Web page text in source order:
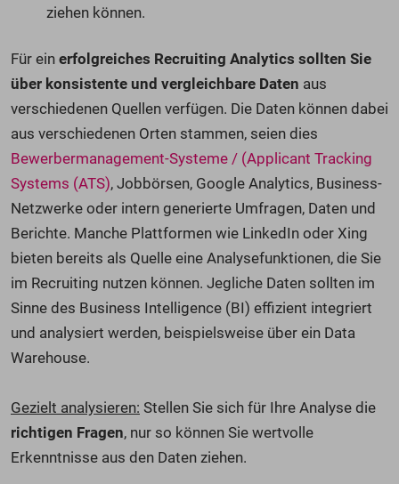
ziehen können.
Für ein erfolgreiches Recruiting Analytics sollten Sie
über konsistente und vergleichbare Daten aus
verschiedenen Quellen verfügen. Die Daten können dabei
aus verschiedenen Orten stammen, seien dies
Bewerbermanagement-Systeme / (Applicant Tracking
Systems (ATS), Jobbörsen, Google Analytics, Business-
Netzwerke oder intern generierte Umfragen, Daten und
Berichte. Manche Plattformen wie LinkedIn oder Xing
bieten bereits als Quelle eine Analysefunktionen, die Sie
im Recruiting nutzen können. Jegliche Daten sollten im
Sinne des Business Intelligence (BI) effizient integriert
und analysiert werden, beispielsweise über ein Data
Warehouse.
Gezielt analysieren: Stellen Sie sich für Ihre Analyse die
richtigen Fragen, nur so können Sie wertvolle
Erkenntnisse aus den Daten ziehen.